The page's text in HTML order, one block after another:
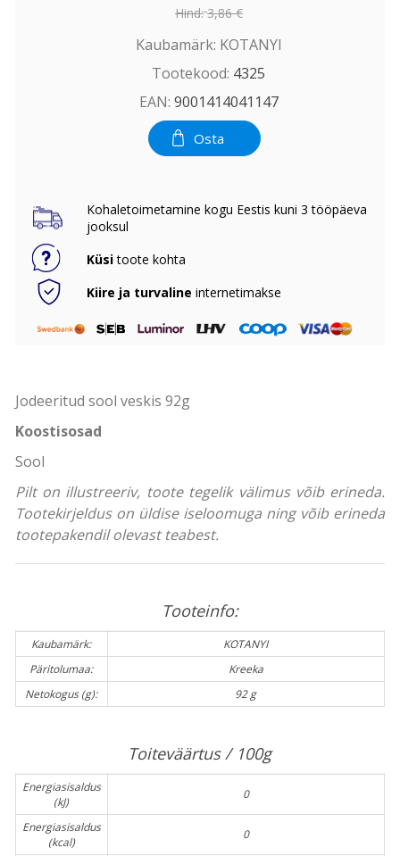
Hind: 3,86 €
Kaubamärk: KOTANYI
Tootekood: 4325
EAN: 9001414041147
Osta
Kohaletoimetamine kogu Eestis kuni 3 tööpäeva
jooksul
Küsitoote kohta
Kiire ja turvaline internetimakse
Jodeeritud sool veskis 92g
Koostisosad
Sool
Pilt on illustreeriv, toote tegelik välimus võib erineda.
Tootekirjeldus on üldise iseloomuga ning võib erineda
tootepakendil olevast teabest.
Tooteinfo:
Kaubamärk:
KOTANYI
Päritolumaa:
Kreeka
Netokogus (g):
92 g
Toiteväärtus / 100g
Energiasisaldus
(kJ)
0
Energiasisaldus
(kcal)
0